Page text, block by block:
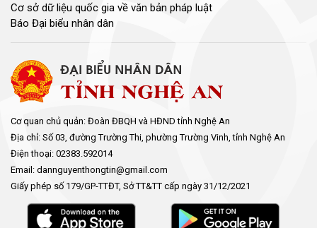
Cơ sở dữ liệu quốc gia về văn bản pháp luật
Báo Đại biểu nhân dân
Cơ quan chủ quản: Đoàn ĐBQH và HĐND tỉnh Nghệ An
Địa chỉ: Số 03, đường Trường Thi, phường Trường Vinh, tỉnh Nghệ An
Điện thoại: 02383.592014
Email: dannguyenthongtin@gmail.com
Giấy phép số 179/GP-TTĐT, Sở TT&TT cấp ngày 31/12/2021